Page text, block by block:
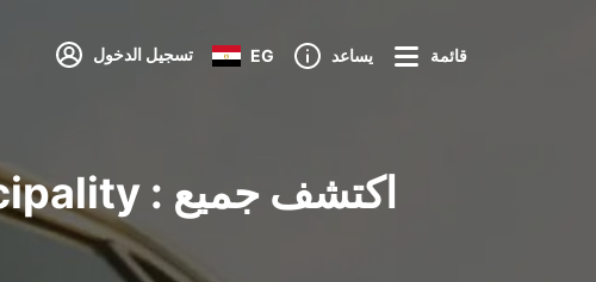
تسجيل الدخول EG يساعد قائمة